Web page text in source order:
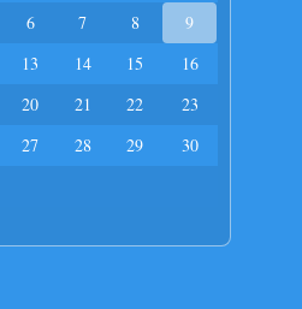
6 7 8
9
13 14 15
16
20 21 22
23
27 28 29
30